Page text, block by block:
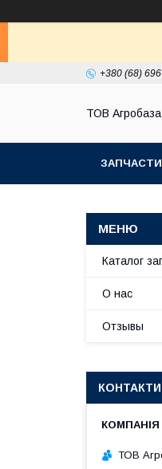
+380 (68)
ТОВ Агробаза
Каталог
О нас
Отзывы
КОНТАКТИ
ТОВ